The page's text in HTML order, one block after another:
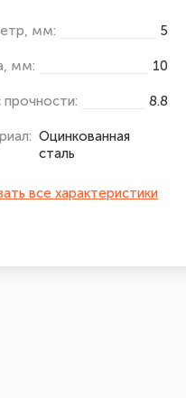
мм: 5
мм: 10
прочности: 8.8
Оцинкованная
сталь
все характеристики